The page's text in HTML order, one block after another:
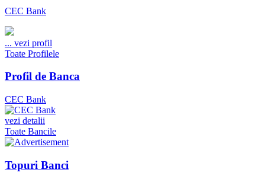
CEC Bank
... vezi profil
Toate Profilele
Profil de Banca
CEC Bank
vezi detalii
Toate Bancile
Topuri Banci